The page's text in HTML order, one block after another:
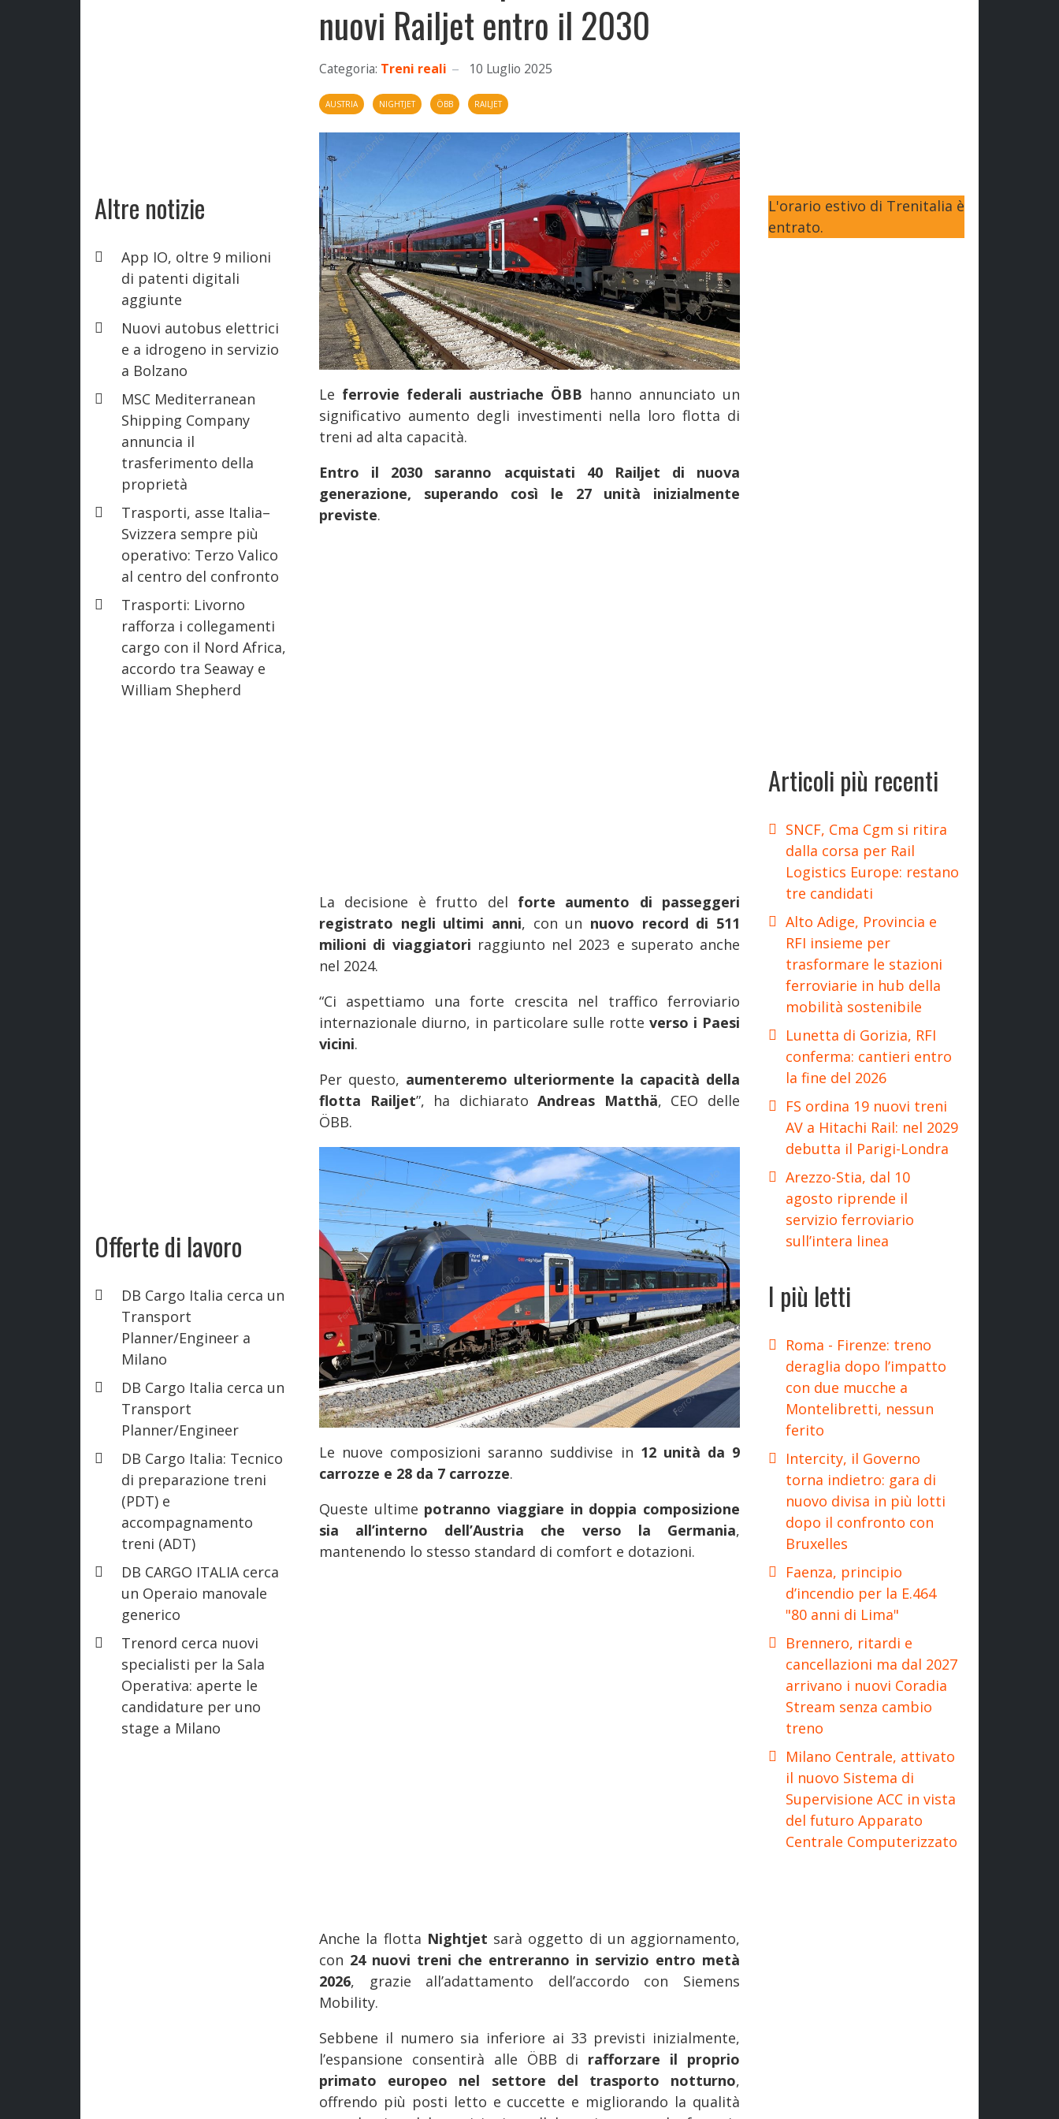
Altre notizie
App IO, oltre 9 milioni
di patenti digitali
aggiunte
Nuovi autobus elettrici
e a idrogeno in servizio
a Bolzano
MSC Mediterranean
Shipping Company
annuncia il
trasferimento della
proprietà
Trasporti, asse Italia–
Svizzera sempre più
operativo: Terzo Valico
al centro del confronto
Trasporti: Livorno
rafforza i collegamenti
cargo con il Nord Africa,
accordo tra Seaway e
William Shepherd
Offerte di lavoro
DB Cargo Italia cerca un
Transport
Planner/Engineer a
Milano
DB Cargo Italia cerca un
Transport
Planner/Engineer
DB Cargo Italia: Tecnico
di preparazione treni
(PDT) e
accompagnamento
treni (ADT)
DB CARGO ITALIA cerca
un Operaio manovale
generico
Trenord cerca nuovi
specialisti per la Sala
Operativa: aperte le
candidature per uno
stage a Milano
nuovi Railjet entro il 2030
Categoria: Treni reali 10 Luglio 2025
AUSTRIA NIGHTJET ÖBB RAILJET
Le ferrovie federali austriache ÖBB hanno annunciato un
significativo aumento degli investimenti nella loro flotta di
treni ad alta capacità.
Entro il 2030 saranno acquistati 40 Railjet di nuova
generazione, superando così le 27 unità inizialmente
previste.
La decisione è frutto del forte aumento di passeggeri
registrato negli ultimi anni, con un nuovo record di 511
milioni di viaggiatori raggiunto nel 2023 e superato anche
nel 2024.
“Ci aspettiamo una forte crescita nel traffico ferroviario
internazionale diurno, in particolare sulle rotte verso i Paesi
vicini.
Per questo, aumenteremo ulteriormente la capacità della
flotta Railjet”, ha dichiaratoAndreas Matthä, CEO delle
ÖBB.
Le nuove composizioni saranno suddivise in 12 unità da 9
carrozze e 28 da 7 carrozze.
Queste ultime potranno viaggiare in doppia composizione
sia all’interno dell’Austria che verso la Germania,
mantenendo lo stesso standard di comfort e dotazioni.
Anche la flotta Nightjet sarà oggetto di un aggiornamento,
con 24 nuovi treni che entreranno in servizio entro metà
2026, grazie all’adattamento dell’accordo con Siemens
Mobility.
Sebbene il numero sia inferiore ai 33 previsti inizialmente,
l’espansione consentirà alle ÖBB di rafforzare il proprio
primato europeo nel settore del trasporto notturno,
offrendo più posti letto e cuccette e migliorando la qualità
L'orario estivo di Trenitalia è
entrato.
Articoli più recenti
SNCF, Cma Cgm si ritira
dalla corsa per Rail
Logistics Europe: restano
tre candidati
Alto Adige, Provincia e
RFI insieme per
trasformare le stazioni
ferroviarie in hub della
mobilità sostenibile
Lunetta di Gorizia, RFI
conferma: cantieri entro
la fine del 2026
FS ordina 19 nuovi treni
AV a Hitachi Rail: nel 2029
debutta il Parigi-Londra
Arezzo-Stia, dal 10
agosto riprende il
servizio ferroviario
sull’intera linea
I più letti
Roma - Firenze: treno
deraglia dopo l’impatto
con due mucche a
Montelibretti, nessun
ferito
Intercity, il Governo
torna indietro: gara di
nuovo divisa in più lotti
dopo il confronto con
Bruxelles
Faenza, principio
d’incendio per la E.464
"80 anni di Lima"
Brennero, ritardi e
cancellazioni ma dal 2027
arrivano i nuovi Coradia
Stream senza cambio
treno
Milano Centrale, attivato
il nuovo Sistema di
Supervisione ACC in vista
del futuro Apparato
Centrale Computerizzato